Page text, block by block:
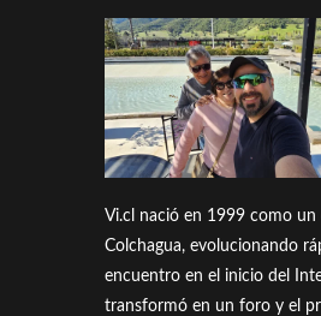
Vi.cl nació en 1999 como un
Colchagua, evolucionando
encuentro en el inicio del
transformó en un foro y el